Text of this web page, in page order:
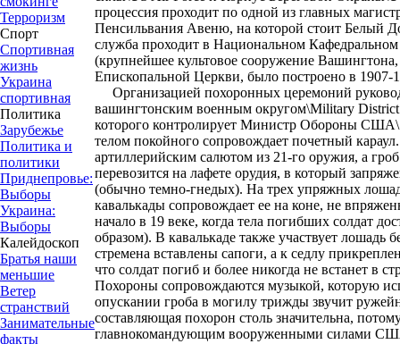
Терроризм
Спорт
Спортивная
жизнь
Украина
спортивная
Политика
Зарубежье
Политика и
политики
Приднепровье:
Выборы
Украина:
Выборы
Калейдоскоп
Братья наши
меньшие
Ветер
странствий
Занимательные
факты
процессия проходит по одной из главных
Пенсильвания Авеню, на которой стоит Белый
служба проходит в Национальном
(крупнейшее культовое сооружение
Епископальной Церкви, было построено в 1907-
Организацией похоронных церемоний
вашингтонским военным округом\Military District
которого контролирует Министр Обороны
телом покойного сопровождает почетный
артиллерийским салютом из 21-го оружия, а
перевозится на лафете орудия, в который
(обычно темно-гнедых). На трех упряжных
кавалькады сопровождает ее на коне, не
начало в 19 веке, когда тела погибших солдат
образом). В кавалькаде также участвует лошадь
стремена вставлены сапоги, а к седлу
что солдат погиб и более никогда не встанет в
Похороны сопровождаются музыкой, которую
опускании гроба в могилу трижды звучит
составляющая похорон столь значительна,
главнокомандующим вооруженными силами